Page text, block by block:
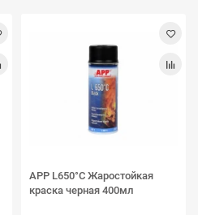
APP L650°C Жаростойкая
краска черная 400мл